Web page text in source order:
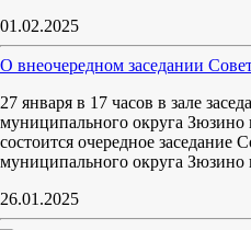
01.02.2025
О внеочередном заседании
27 января в 17 часов в зале
муниципального округа Зюзино
состоится очередное заседание
муниципального округа Зюзино
26.01.2025